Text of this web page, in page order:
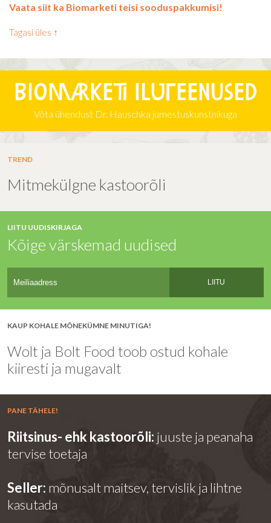
Vaata siit ka Biomarketi teisi sooduspakkumisi!
Tagasi üles ↑
Biomarketi iluteenused
Võta ühendust Dr. Hauschka jumestuskunstnikuga
TREND
Mitmekülgne kastoorõli
LIITU UUDISKIRJAGA
Kõige värskemad uudised
LIITU
KAUP KOHALE MÕNEKÜMNE MINUTIGA!
Wolt ja Bolt Food toob ostud kohale
kiiresti ja mugavalt
PANE TÄHELE!
Riitsinus- ehk kastoorõli: juuste ja peanaha
tervise toetaja
Seller: mõnusalt maitsev, tervislik ja lihtne
kasutada